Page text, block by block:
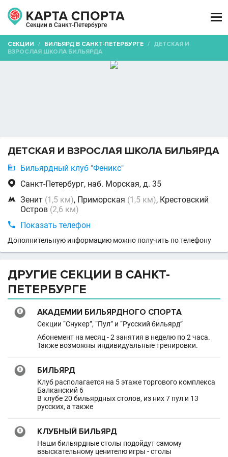
Секции в Санкт-Петербурге

СЕКЦИИ / БИЛЬЯРД В САНКТ-ПЕТЕРБУРГЕ / ДЕТСКАЯ И
ВЗРОСЛАЯ ШКОЛА БИЛЬЯРДА
ДЕТСКАЯ И ВЗРОСЛАЯ ШКОЛА БИЛЬЯРДА
 Бильярдный клуб "Феникс"
 Санкт-Петербург, наб. Морская, д. 35
 Зенит (1,5 км), Приморская (1,5 км), Крестовский
Остров (2,6 км)
 Показать телефон
Дополнительную информацию можно получить по телефону
ДРУГИЕ СЕКЦИИ В САНКТ-
ПЕТЕРБУРГЕ
АКАДЕМИИ БИЛЬЯРДНОГО СПОРТА
Секции “Снукер”, “Пул” и “Русский бильярд”
Абонемент на месяц - 2 занятия в неделю по 2 часа.
Также возможны индивидуальные тренировки.
БИЛЬЯРД
Клуб располагается на 5 этаже торгового комплекса
Балканский 6
В клубе 20 бильярдных столов, из них 7 пул и 13
русских, а также
КЛУБНЫЙ БИЛЬЯРД
Наши бильярдные столы подойдут самому
взыскательному ценителю игры - столы